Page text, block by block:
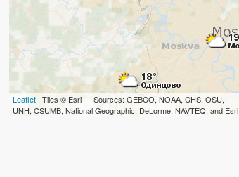
Leaflet | Tiles © Esri — Sources: GEBCO, NOAA, CHS, OSU,
UNH, CSUMB, National Geographic, DeLorme, NAVTEQ, and Esri